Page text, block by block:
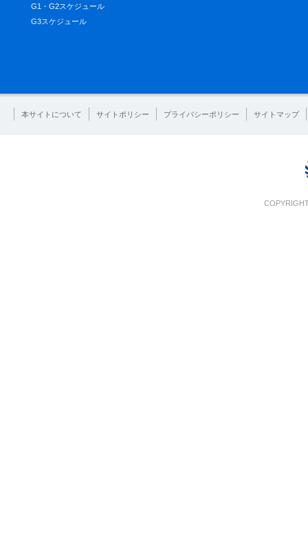
G1・G2スケジュール
G3スケジュール
本サイトについて サイトポリシー プライバシーポリシー サイトマップ